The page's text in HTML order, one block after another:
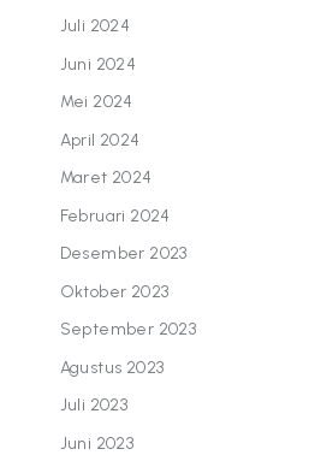
Juli 2024
Juni 2024
Mei 2024
April 2024
Maret 2024
Februari 2024
Desember 2023
Oktober 2023
September 2023
Agustus 2023
Juli 2023
Juni 2023